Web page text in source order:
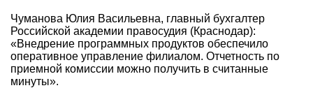
Чуманова Юлия Васильевна, главный бухгалтер
Российской академии правосудия (Краснодар):
«Внедрение программных продуктов обеспечило
оперативное управление филиалом. Отчетность по
приемной комиссии можно получить в считанные
минуты».